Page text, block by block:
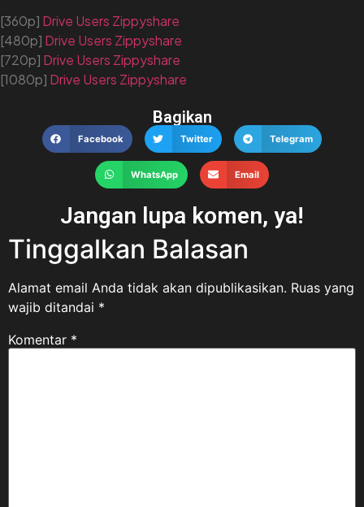
[360p] Drive Users Zippyshare
[480p] Drive Users Zippyshare
[720p] Drive Users Zippyshare
[1080p] Drive Users Zippyshare
Bagikan
Facebook Twitter Telegram
WhatsApp Email
Jangan lupa komen, ya!
Tinggalkan Balasan
Alamat email Anda tidak akan dipublikasikan. Ruas yang
wajib ditandai *
Komentar *